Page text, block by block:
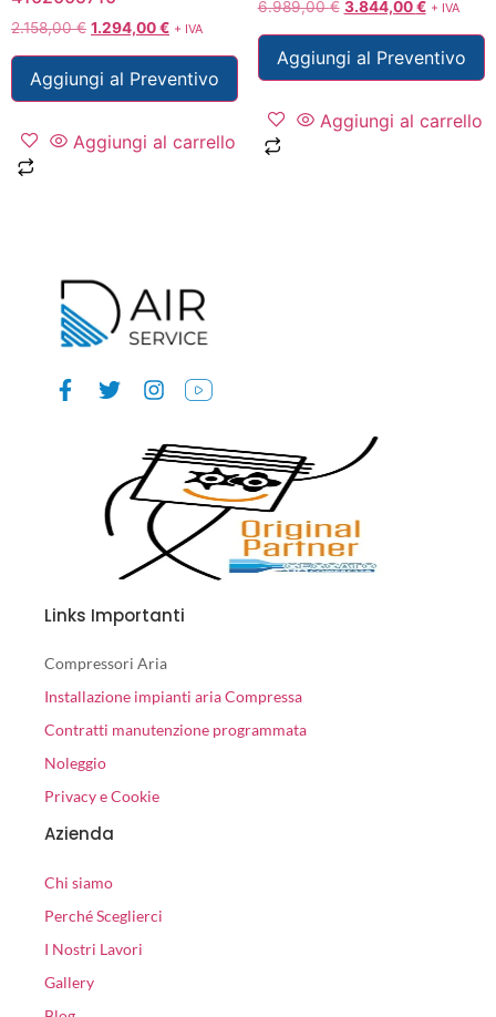
2.158,00€ 1.294,00€ + IVA
Aggiungi al Preventivo
Aggiungi al carrello
6.989,00€ 3.844,00€ + IVA
Aggiungi al Preventivo
Aggiungi al carrello
Links Importanti
Compressori Aria
Installazione impianti aria Compressa
Contratti manutenzione programmata
Noleggio
Privacy e Cookie
Azienda
Chi siamo
Perché Sceglierci
I Nostri Lavori
Gallery